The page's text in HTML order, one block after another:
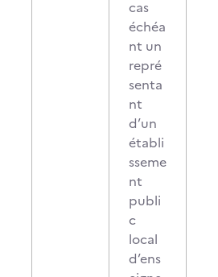
cas
échéa
nt un
repré
senta
nt
d’un
établi
sseme
nt
publi
c
local
d’ens